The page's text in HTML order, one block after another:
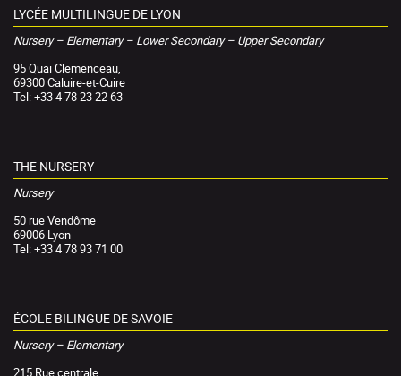
LYCÉE MULTILINGUE DE LYON
Nursery – Elementary – Lower Secondary – Upper Secondary
95 Quai Clemenceau,
69300 Caluire-et-Cuire
Tel: +33 4 78 23 22 63
THE NURSERY
Nursery
50 rue Vendôme
69006 Lyon
Tel: +33 4 78 93 71 00
ÉCOLE BILINGUE DE SAVOIE
Nursery – Elementary
215 Rue centrale